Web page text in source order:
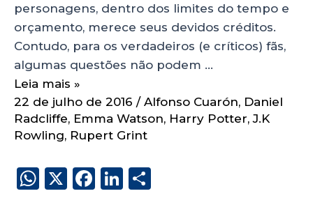
personagens, dentro dos limites do tempo e
orçamento, merece seus devidos créditos.
Contudo, para os verdadeiros (e críticos) fãs,
algumas questões não podem …
Leia mais »
22 de julho de 2016 / Alfonso Cuarón, Daniel
Radcliffe, Emma Watson, Harry Potter,J.K
Rowling, Rupert Grint
W X
F
Li